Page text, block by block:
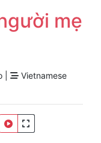
mẹ
|
Vietnamese